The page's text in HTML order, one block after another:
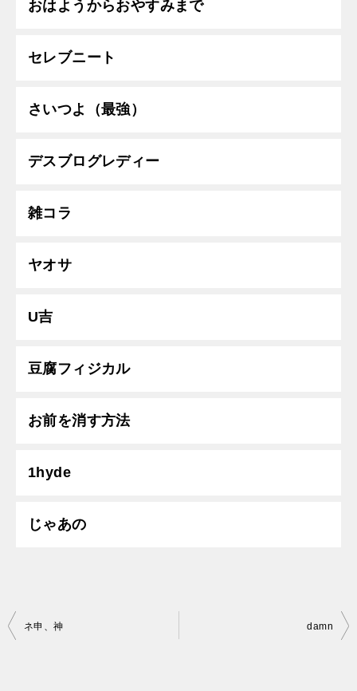
おはようからおやすみまで
セレブニート
さいつよ（最強）
デスブログレディー
雑コラ
ヤオサ
U吉
豆腐フィジカル
お前を消す方法
1hyde
じゃあの
投
ネ申、神 damn